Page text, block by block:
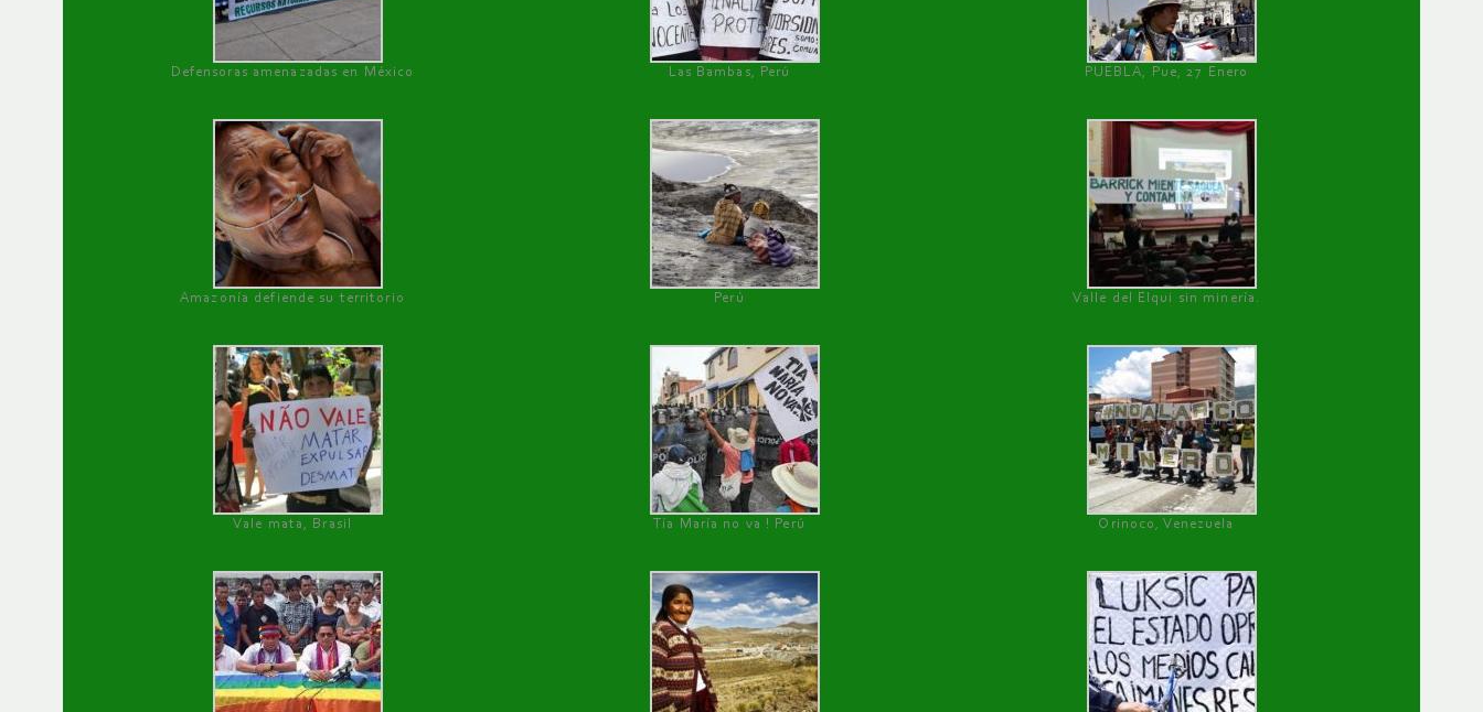
Defensoras amenazadas en México Las Bambas, Perú PUEBLA, Pue, 27 Enero
Amazonía defiende su territorio Perú Valle del Elqui sin minería.
Vale mata, Brasil Tía María no va ! Perú Orinoco, Venezuela